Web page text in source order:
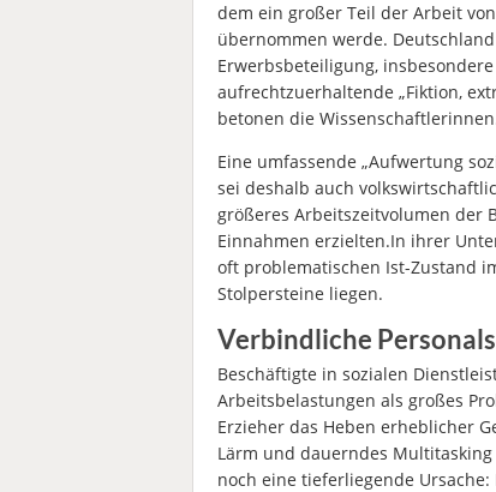
dem ein großer Teil der Arbeit
übernommen werde.
Erwerbsbeteiligung,
aufrechtzuerhaltende „Fiktion,
betonen die
Eine umfassende „Aufwertung
sei deshalb auch
größeres Arbeitszeitvolumen der
Einnahmen erzielten.In ihrer
oft problematischen Ist-Zustand
Stolpersteine liegen.
Verbindliche
Beschäftigte in sozialen
Arbeitsbelastungen als großes
Erzieher das Heben erheblicher
Lärm und dauerndes
noch eine tieferliegende